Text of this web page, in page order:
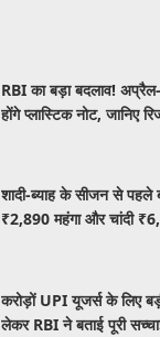
RBI का बड़ा बदलाव!
होंगे प्लास्टिक नोट, जानिए
शादी-ब्याह के सीजन से पहले
₹2,890 महंगा और चांदी
करोड़ों UPI यूजर्स के लिए
लेकर RBI ने बताई पूरी